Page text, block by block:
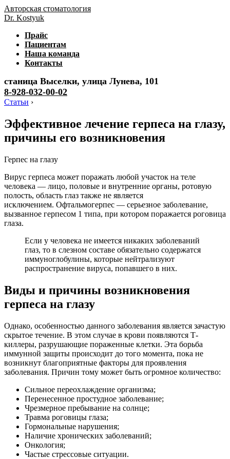
Авторская стоматология
Dr. Kostyuk
Прайс
Пациентам
Наша команда
Контакты
станица Выселки, улица Лунева, 101
8-928-032-00-02
Статьи ›
Эффективное лечение герпеса на глазу,
причины его возникновения
Герпес на глазу
Вирус герпеса может поражать любой участок на теле
человека — лицо, половые и внутренние органы, ротовую
полость, область глаз также не является
исключением. Офтальмогерпес — серьезное заболевание,
вызванное герпесом 1 типа, при котором поражается роговица
глаза.
Если у человека не имеется никаких заболеваний
глаз, то в слезном составе обязательно содержатся
иммуноглобулины, которые нейтрализуют
распространение вируса, попавшего в них.
Виды и причины возникновения
герпеса на глазу
Однако, особенностью данного заболевания является зачастую
скрытое течение. В этом случае в крови появляются Т-
киллеры, разрушающие пораженные клетки. Эта борьба
иммунной защиты происходит до того момента, пока не
возникнут благоприятные факторы для проявления
заболевания. Причин тому может быть огромное количество:
Сильное переохлаждение организма;
Перенесенное простудное заболевание;
Чрезмерное пребывание на солнце;
Травма роговицы глаза;
Гормональные нарушения;
Наличие хронических заболеваний;
Онкология;
Частые стрессовые ситуации.